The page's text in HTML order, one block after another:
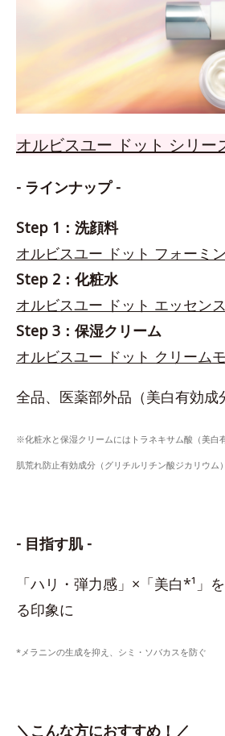
オルビスユー ドット シリー
- ラインナップ -
Step 1：洗顔料
オルビスユー ドット フォーミ
Step 2：化粧水
オルビスユー ドット エッセン
Step 3：保湿クリーム
オルビスユー ドット クリーム
全品、医薬部外品（美白有効成
※化粧水と保湿クリームにはトラネキサム酸（美白
肌荒れ防止有効成分（グリチルリチン酸ジカリウム
- 目指す肌 -
「ハリ・弾力感」×「美白*¹」
る印象に
*メラニンの生成を抑え、シミ・ソバカスを防ぐ
＼こんな方におすすめ！／